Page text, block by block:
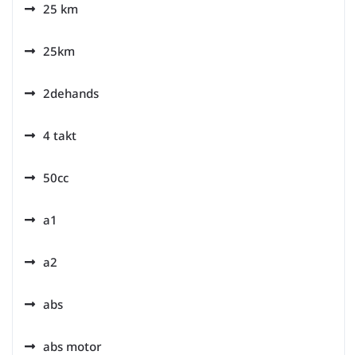
25 km
25km
2dehands
4 takt
50cc
a1
a2
abs
abs motor